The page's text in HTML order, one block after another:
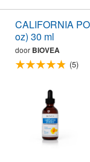
CALIFORNIA
oz) 30 ml
door BIOVEA
(5)